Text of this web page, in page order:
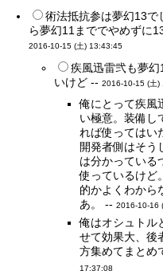
術法抵抗参は夢幻13
ら夢幻11まででやめずに
2016-10-15 (土) 13:43:45
疾風迅雷弐も夢
いけど --2016-10-15 (土)
俺にとって疾風
い極意。装備し
れば使ってはい
開発者側はそう
は分かっている
使っているけど
的かよくわから
あ。 --2016-10-16
俺はオシュトル
せて効果大、後
方集めてまと
17:37:08